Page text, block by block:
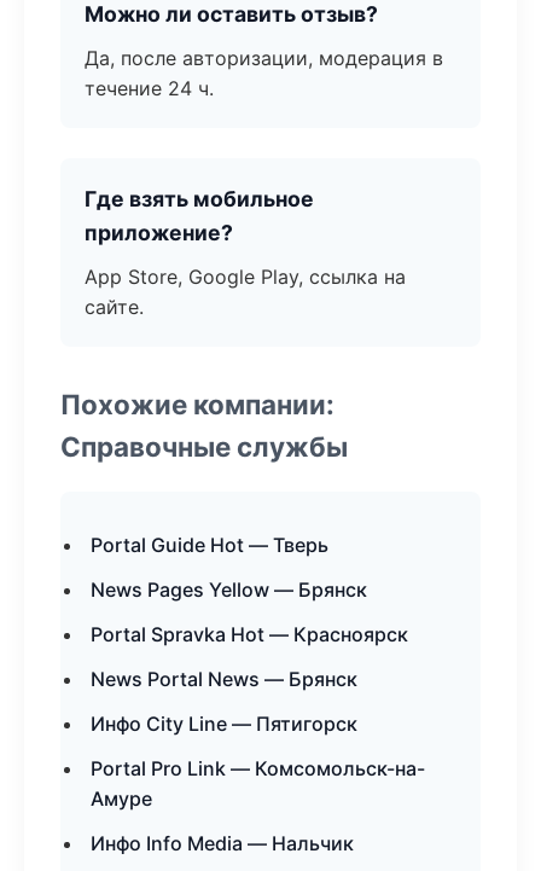
Можно ли оставить отзыв?
Да, после авторизации, модерация в
течение 24 ч.
Где взять мобильное
приложение?
App Store, Google Play, ссылка на
сайте.
Похожие компании:
Справочные службы
Portal Guide Hot — Тверь
News Pages Yellow — Брянск
Portal Spravka Hot — Красноярск
News Portal News — Брянск
Инфо City Line — Пятигорск
Portal Pro Link — Комсомольск-на-
Амуре
Инфо Info Media — Нальчик